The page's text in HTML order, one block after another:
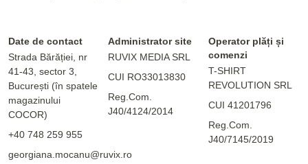
Date de contact
Strada Bărăției, nr
41-43, sector 3,
București (în spatele
magazinului
COCOR)
+40 748 259 955
georgiana.mocanu@ruvix.ro
Administrator site
RUVIX MEDIA SRL
CUI RO33013830
Reg.Com.
J40/4124/2014
Operator plăți și
comenzi
T-SHIRT
REVOLUTION SRL
CUI 41201796
Reg.Com.
J40/7145/2019